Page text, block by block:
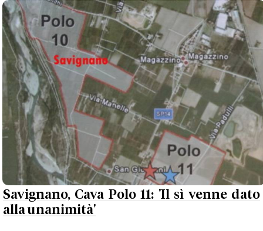
Savignano, Cava Polo 11: 'Il sì venne dato
alla unanimità'